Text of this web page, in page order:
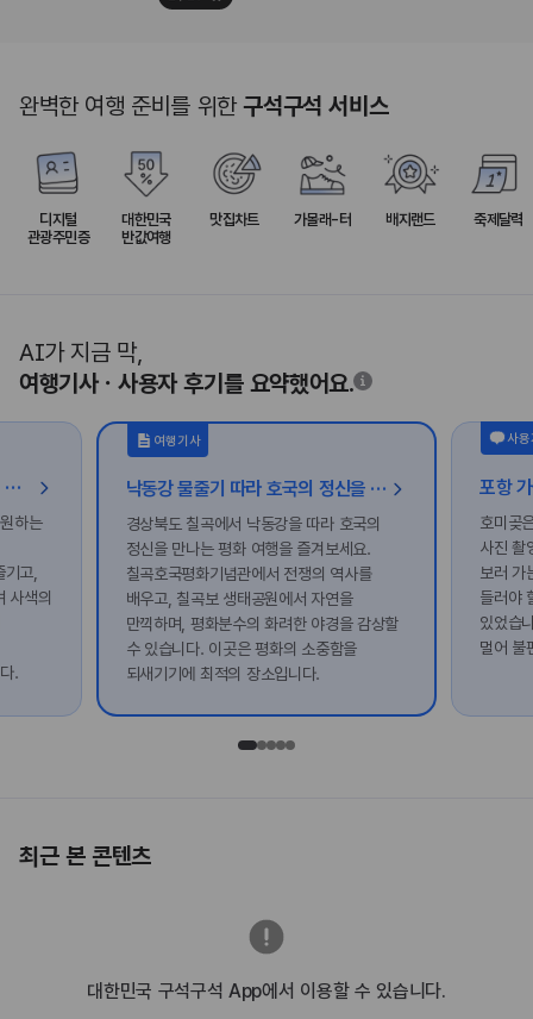
완벽한 여행 준비를 위한구석구석 서비스
디지털
관광주민증
대한민국
반값여행
맛집차트 가볼래-터 배지랜드 축제달력
AI가 지금 막,
여행기사ㆍ사용자 후기를 요약했어요.
[가볼래-터] 나를 채우는 선샤인, 밀양 힐링 여행
하는
고,
사색의
.
여행기사
낙동강 물줄기 따라 호국의 정신을 만나는 칠곡 평화 여행
경상북도 칠곡에서 낙동강을 따라 호국의
정신을 만나는 평화 여행을 즐겨보세요.
칠곡호국평화기념관에서 전쟁의 역사를
배우고, 칠곡보 생태공원에서 자연을
만끽하며, 평화분수의 화려한 야경을 감상할
수 있습니다. 이곳은 평화의 소중함을
되새기기에 최적의 장소입니다.
사
호미곶
사진 촬
보러 가
들러야
있었습
멀어 불
최근 본 콘텐츠
대한민국 구석구석 App에서 이용할 수 있습니다.